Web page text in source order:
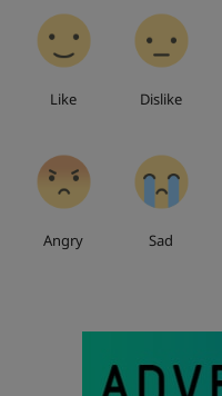
Like Dislike
Angry Sad